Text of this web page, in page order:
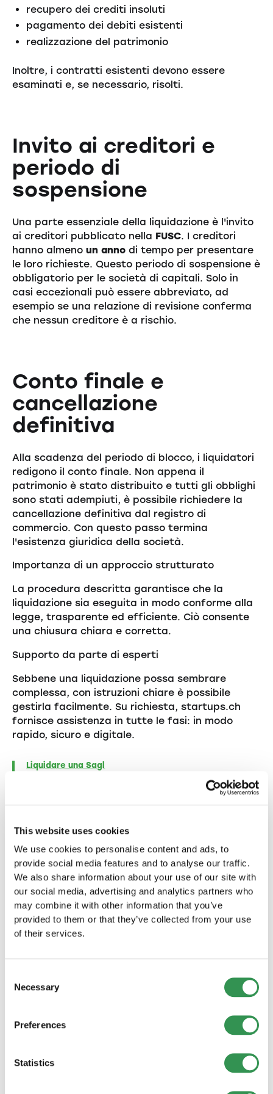
This website uses cookies
We use cookies to personalise content and ads, to
provide social media features and to analyse our traffic.
We also share information about your use of our site with
our social media, advertising and analytics partners who
may combine it with other information that you’ve
provided to them or that they’ve collected from your use
of their services.
Selection
Necessary
Preferences
Statistics
recupero dei crediti insoluti
pagamento dei debiti esistenti
realizzazione del patrimonio
Inoltre, i contratti esistenti devono essere
esaminati e, se necessario, risolti.
Invito ai creditori e
periodo di
sospensione
Una parte essenziale della liquidazione è l'invito
ai creditori pubblicato nella FUSC. I creditori
hanno almeno un annodi tempo per presentare
le loro richieste. Questo periodo di sospensione è
obbligatorio per le società di capitali. Solo in
casi eccezionali può essere abbreviato, ad
esempio se una relazione di revisione conferma
che nessun creditore è a rischio.
Conto finale e
cancellazione
definitiva
Alla scadenza del periodo di blocco, i liquidatori
redigono il conto finale. Non appena il
patrimonio è stato distribuito e tutti gli obblighi
sono stati adempiuti, è possibile richiedere la
cancellazione definitiva dal registro di
commercio. Con questo passo termina
l'esistenza giuridica della società.
Importanza di un approccio strutturato
La procedura descritta garantisce che la
liquidazione sia eseguita in modo conforme alla
legge, trasparente ed efficiente. Ciò consente
una chiusura chiara e corretta.
Supporto da parte di esperti
Sebbene una liquidazione possa sembrare
complessa, con istruzioni chiare è possibile
gestirla facilmente. Su richiesta, startups.ch
fornisce assistenza in tutte le fasi: in modo
rapido, sicuro e digitale.
Liquidare una Sagl
Altri articoli del blog
Approfondimenti, storie di successo ispirate e
consigli pratici per gli imprenditori: scoprite gli